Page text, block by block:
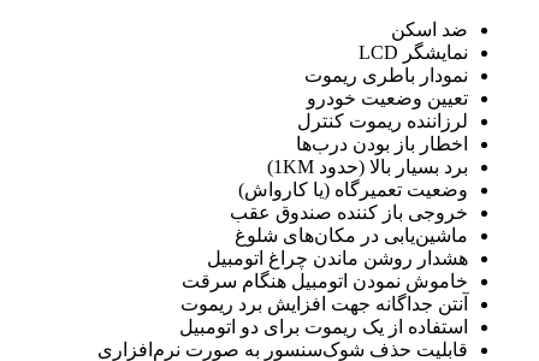
ضد اسکن
نمایشگر LCD
نمودار باطری ریموت
تعیین وضعیت خودرو
لرزاننده ریموت کنترل
اخطار باز بودن درب‌ها
برد بسیار بالا (حدود 1KM)
وضعیت تعمیرگاه (یا کارواش)
خروجی باز کننده صندوق عقب
ماشین‌یابی در مکان‌های شلوغ
هشدار روشن ماندن چراغ اتومبیل
خاموش نمودن اتومبیل هنگام سرقت
آنتن جداگانه جهت افزایش برد ریموت
استفاده از یک ریموت برای دو اتومبیل
قابلیت حذف شوک‌سنسور به صورت نرم‌افزاری